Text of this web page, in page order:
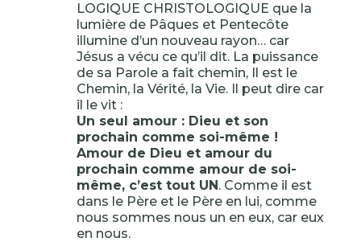
LOGIQUE CHRISTOLOGIQUE que la
lumière de Pâques et Pentecôte
illumine d’un nouveau rayon… car
Jésus a vécu ce qu’il dit. La puissance
de sa Parole a fait chemin, Il est le
Chemin, la Vérité, la Vie. Il peut dire car
il le vit :
Un seul amour : Dieu et son
prochain comme soi-même !
Amour de Dieu et amour du
prochain comme amour de soi-
même, c’est tout UN. Comme il est
dans le Père et le Père en lui, comme
nous sommes nous un en eux, car eux
en nous.